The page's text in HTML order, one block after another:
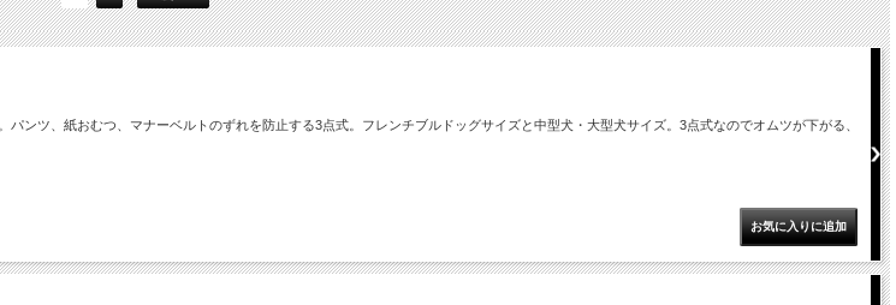
ンツ、紙おむつ、マナーベルトのずれを防止する3点式。フレンチブルドッグサイズと中型犬・大型犬サイズ。3点式なのでオムツが下がる、